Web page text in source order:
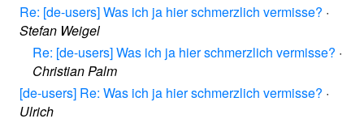
Re: [de-users] Was ich ja hier schmerzlich vermisse? ·
Stefan Weigel
Re: [de-users] Was ich ja hier schmerzlich vermisse? ·
Christian Palm
[de-users] Re: Was ich ja hier schmerzlich vermisse? ·
Ulrich